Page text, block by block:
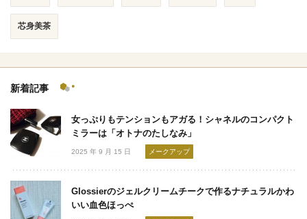
芯身美茶
新着記事
女っぷりもテンションもアガる！シャネルのコンパクト
ミラーは「オトナのたしなみ」
2025 年 9 月 15 日 メークアップ
Glossierのジェルクリームチークで作るナチュラルかわ
いい血色ほっぺ